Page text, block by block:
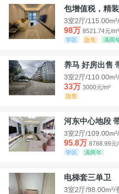
包增值税，精
3室2厅/
98万 8521.74元/m²
学区
急售 满两
养马 好房出售
3室2厅/
33万 3000元/m²
急售
河东中心地段
3室2厅/
95.8万 8788.99元/
学区
满两年
电梯套三单卫
3室2厅/98.00m²/